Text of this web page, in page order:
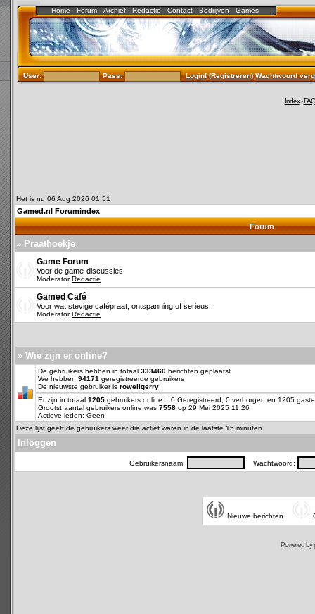
Home Forum Archief Redactie Contact Bedrijven Games
User: Pass: Login!(Registreren)Wachtwoord
Index-FAQ
Het is nu 06 Aug 2026 01:51
Gamed.nl Forumindex
Forum
» Praathoekje
Game Forum
Voor de game-discussies
ModeratorRedactie
Gamed Café
Voor wat stevige cafépraat, ontspanning of serieus.
ModeratorRedactie
» Wie zijn er online?
De gebruikers hebben in totaal 333460 berichten geplaatst
We hebben 94171 geregistreerde gebruikers
De nieuwste gebruiker is rowellgerry
Er zijn in totaal 1205 gebruikers online :: 0 Geregistreerd, 0 verborgen en 1205
Grootst aantal gebruikers online was 7558 op 29 Mei 2025 11:26
Actieve leden: Geen
Deze lijst geeft de gebruikers weer die actief waren in de laatste 15 minuten
Inloggen
Gebruikersnaam: Wachtwoord:
Nieuwe berichten
Powered by